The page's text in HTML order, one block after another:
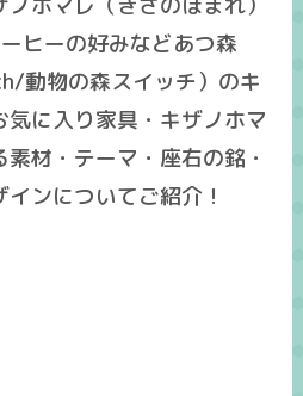
ヒーの好みなどあつ森
動物の森スイッチ）のキ
に入り家具・キザノホマ
材・テーマ・座右の銘・
ンについてご紹介！